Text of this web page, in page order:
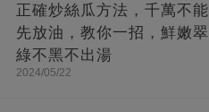
正確炒絲瓜方法，千萬不能
先放油，教你一招，鮮嫩翠
綠不黑不出湯
2024/05/22